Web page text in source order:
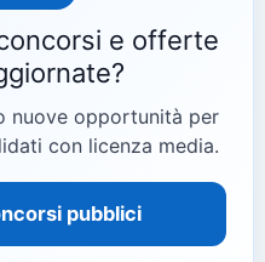
e offerte
nuove opportunità per
con licenza media.
pubblici